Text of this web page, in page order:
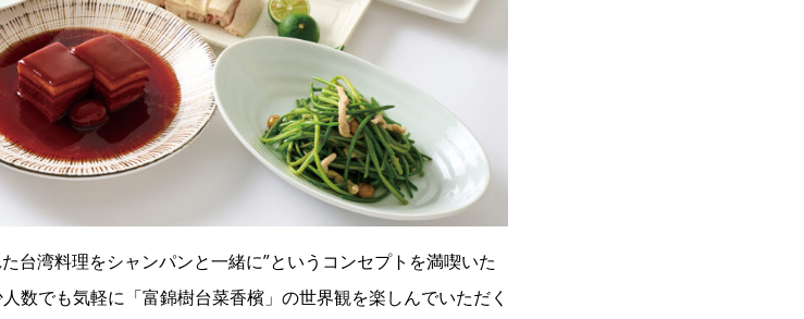
台湾料理をシャンパンと一緒に”というコンセプトを満喫いた
数でも気軽に「富錦樹台菜香檳」の世界観を楽しんでいただく